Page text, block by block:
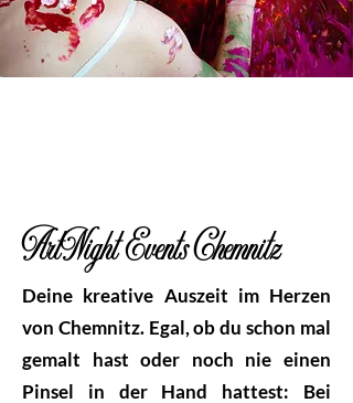
ArtNight Events Chemnitz
Deine kreative Auszeit im Herzen
von Chemnitz. Egal, ob du schon mal
gemalt hast oder noch nie einen
Pinsel in der Hand hattest: Bei